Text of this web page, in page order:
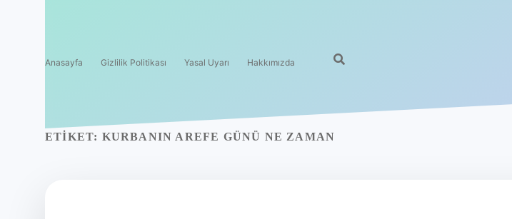
Anasayfa Gizlilik Politikası Yasal Uyarı Hakkımızda
ETIKET: KURBANIN AREFE GÜNÜ NE ZAMAN